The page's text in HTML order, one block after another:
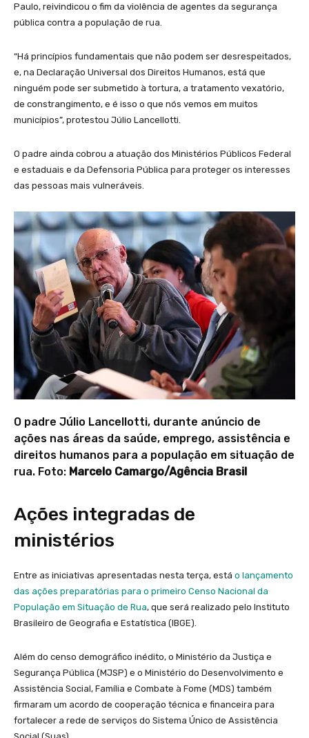
Paulo, reivindicou o fim da violência de agentes da segurança
pública contra a população de rua.
“Há princípios fundamentais que não podem ser desrespeitados,
e, na Declaração Universal dos Direitos Humanos, está que
ninguém pode ser submetido à tortura, a tratamento vexatório,
de constrangimento, e é isso o que nós vemos em muitos
municípios”, protestou Júlio Lancellotti.
O padre ainda cobrou a atuação dos Ministérios Públicos Federal
e estaduais e da Defensoria Pública para proteger os interesses
das pessoas mais vulneráveis.
O padre Júlio Lancellotti, durante anúncio de
ações nas áreas da saúde, emprego, assistência e
direitos humanos para a população em situação de
rua. Foto: Marcelo Camargo/Agência Brasil
Ações integradas de
ministérios
Entre as iniciativas apresentadas nesta terça, está o lançamento
das ações preparatórias para o primeiro Censo Nacional da
População em Situação de Rua, que será realizado pelo Instituto
Brasileiro de Geografia e Estatística (IBGE).​​
​Além do censo demográfico inédito, o Ministério da Justiça e
Segurança Pública (MJSP) e o Ministério do Desenvolvimento e
Assistência Social, Família e Combate à Fome (MDS) também
firmaram um acordo de cooperação técnica e financeira para
fortalecer a rede de serviços do Sistema Único de Assistência